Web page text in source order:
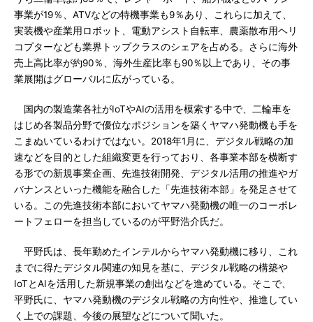
事業が19％、ATVなどの特機事業も9％あり、これらに加えて、
実装機や産業用ロボット、電動アシスト自転車、農薬散布用ヘリ
コプターなども業界トップクラスのシェアを占める。さらに海外
売上高比率が約90％、海外生産比率も90％以上であり、その事
業展開はグローバルに広がっている。
国内の製造業各社がIoTやAIの活用を模索する中で、二輪車を
はじめ各製品分野で優位なポジションを築くヤマハ発動機も手を
こまぬいているわけではない。2018年1月に、デジタル戦略の加
速などを目的とした組織変更を行っており、各事業本部を横断す
る形での新規事業企画、先進技術開発、デジタル活用の推進やガ
バナンスといった機能を融合した「先進技術本部」を発足させて
いる。この先進技術本部においてヤマハ発動機の唯一のコーポレ
ートフェローを担当しているのが平野浩介氏だ。
平野氏は、長年勤めたインテルからヤマハ発動機に移り、これ
までに得たデジタル関連の知見を基に、デジタル戦略の構築や
IoTとAIを活用した新規事業の創出などを進めている。そこで、
平野氏に、ヤマハ発動機のデジタル戦略の方向性や、推進してい
く上での課題、今後の展望などについて聞いた。